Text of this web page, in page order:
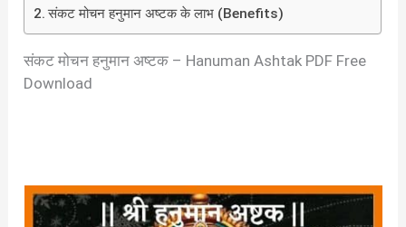
संकट मोचन हनुमान अष्टक के लाभ (Benefits)
संकट मोचन हनुमान अष्टक – Hanuman Ashtak PDF Free
Download